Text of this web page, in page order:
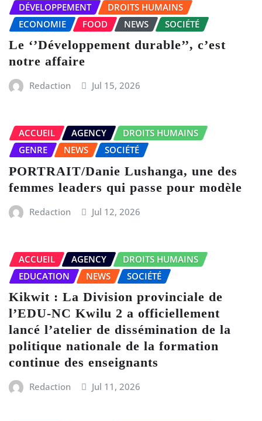
DÉVELOPPEMENT
DROITS HUMAINS
ECONOMIE
FOOD NEWS SOCIÉTÉ
Le ‘’Développement durable’’, c’est
notre affaire
Redaction Jul 15, 2026
ACCUEIL AGENCY
DROITS HUMAINS
GENRE
NEWS SOCIÉTÉ
PORTRAIT/Danie Lushanga, une des
femmes leaders qui passe pour modèle
Redaction Jul 12, 2026
ACCUEIL AGENCY
DROITS HUMAINS
EDUCATION
NEWS SOCIÉTÉ
Kikwit : La Division provinciale de
l’EDU-NC Kwilu 2 a officiellement
lancé l’atelier de dissémination de la
politique nationale de la formation
continue des enseignants
Redaction Jul 11, 2026